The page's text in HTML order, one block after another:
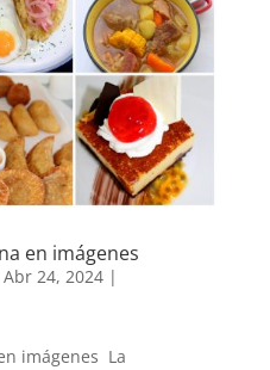
en imágenes
Abr 24, 2024|
imágenes La